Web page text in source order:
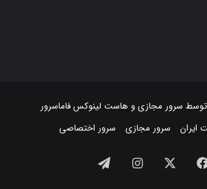
سرور مجازیو هاست لینوکسفاماسرور
ایران سرور مجازی سرور اختصاصی
فیسبوک ایکس اینستاگرام